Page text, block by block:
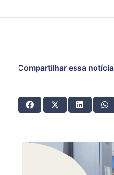
Compartilhar essa notícia